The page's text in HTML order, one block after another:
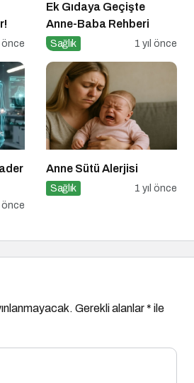
önce
Ek Gıdaya Geçişte
Anne-Baba Rehberi
Sağlık 1 yıl önce
önce
Anne Sütü Alerjisi
Sağlık 1 yıl önce
Gerekli alanlar* ile